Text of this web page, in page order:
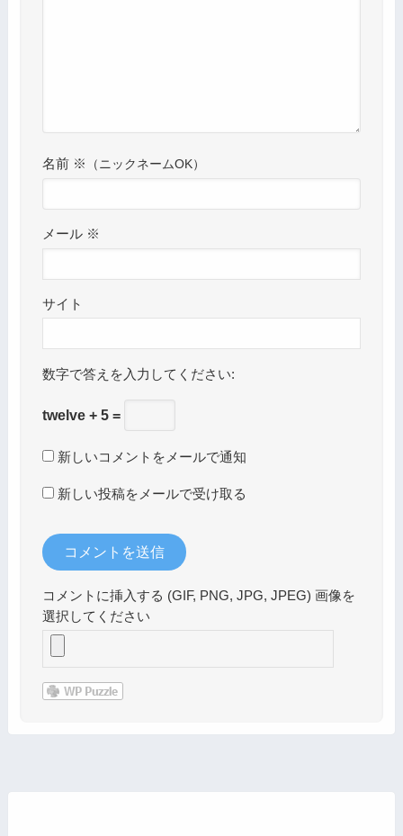
名前 ※
メール ※
サイト
数字で答えを入力してください:
twelve + 5 =
新しいコメントをメールで通知
新しい投稿をメールで受け取る
コメントに挿入する (GIF, PNG, JPG, JPEG) 画像を
選択してください